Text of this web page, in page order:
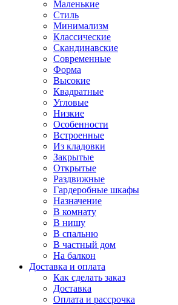
Маленькие
Стиль
Минимализм
Классические
Скандинавские
Современные
Форма
Высокие
Квадратные
Угловые
Низкие
Особенности
Встроенные
Из кладовки
Закрытые
Открытые
Раздвижные
Гардеробные шкафы
Назначение
В комнату
В нишу
В спальню
В частный дом
На балкон
Доставка и оплата
Как сделать заказ
Доставка
Оплата и рассрочка